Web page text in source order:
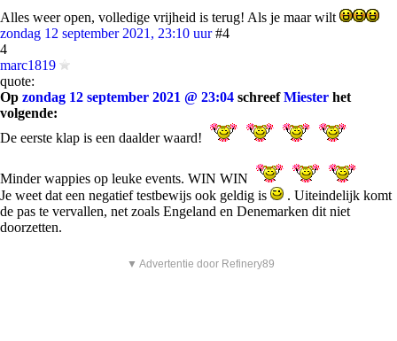
Alles weer open, volledige vrijheid is terug! Als je maar wilt
zondag 12 september 2021, 23:10 uur #4
4
marc1819
quote:
Op zondag 12 september 2021 @ 23:04 schreefMiester het
volgende:
De eerste klap is een daalder waard!
Minder wappies op leuke events. WIN WIN
Je weet dat een negatief testbewijs ook geldig is
. Uiteindelijk komt
de pas te vervallen, net zoals Engeland en Denemarken dit niet
doorzetten.
▼ Advertentie door Refinery89